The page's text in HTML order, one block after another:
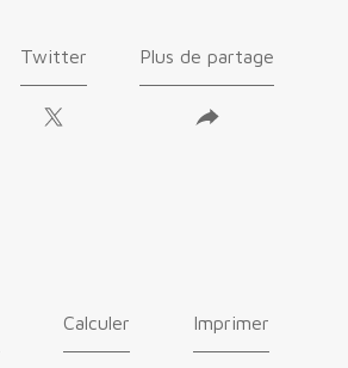
Twitter Plus de partage
Calculer Imprimer